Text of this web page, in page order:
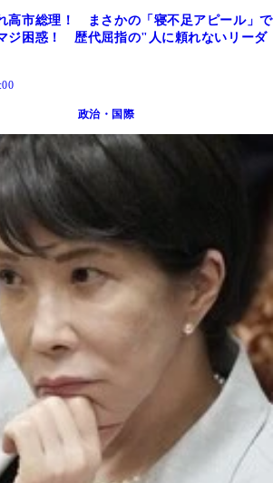
高市総理！ まさかの「寝不足アピール」で
ジ困惑！ 歴代屈指の"人に頼れないリーダ
政治・国際